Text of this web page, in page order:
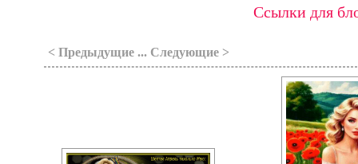
Ссылки для
< Предыдущие ... Следующие >